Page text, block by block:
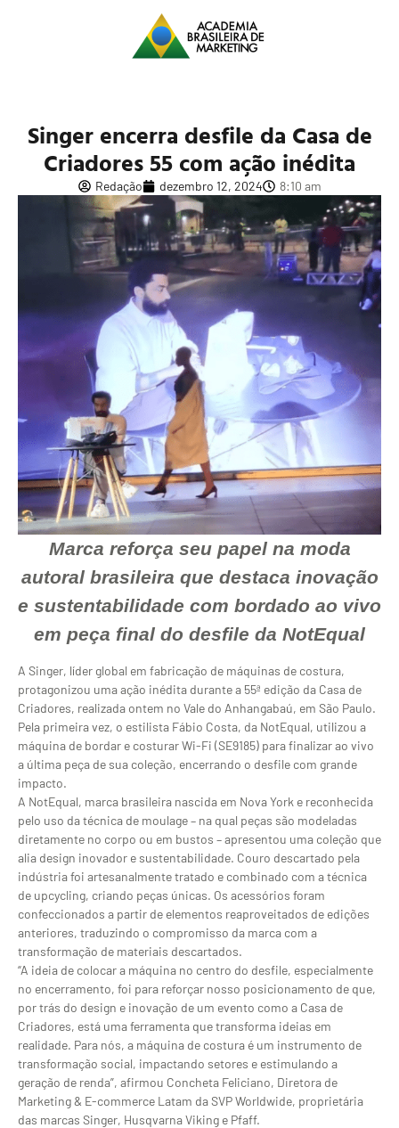
Singer encerra desfile da Casa de
Criadores 55 com ação inédita
Redação dezembro 12, 2024 8:10 am
Marca reforça seu papel na moda
autoral brasileira que destaca inovação
e sustentabilidade com bordado ao vivo
em peça final do desfile da NotEqual
A Singer, líder global em fabricação de máquinas de costura,
protagonizou uma ação inédita durante a 55ª edição da Casa de
Criadores, realizada ontem no Vale do Anhangabaú, em São Paulo.
Pela primeira vez, o estilista Fábio Costa, da NotEqual, utilizou a
máquina de bordar e costurar Wi-Fi (SE9185) para finalizar ao vivo
a última peça de sua coleção, encerrando o desfile com grande
impacto.
A NotEqual, marca brasileira nascida em Nova York e reconhecida
pelo uso da técnica de moulage – na qual peças são modeladas
diretamente no corpo ou em bustos – apresentou uma coleção que
alia design inovador e sustentabilidade. Couro descartado pela
indústria foi artesanalmente tratado e combinado com a técnica
de upcycling, criando peças únicas. Os acessórios foram
confeccionados a partir de elementos reaproveitados de edições
anteriores, traduzindo o compromisso da marca com a
transformação de materiais descartados.
“A ideia de colocar a máquina no centro do desfile, especialmente
no encerramento, foi para reforçar nosso posicionamento de que,
por trás do design e inovação de um evento como a Casa de
Criadores, está uma ferramenta que transforma ideias em
realidade. Para nós, a máquina de costura é um instrumento de
transformação social, impactando setores e estimulando a
geração de renda”, afirmou Concheta Feliciano, Diretora de
Marketing & E-commerce Latam da SVP Worldwide, proprietária
das marcas Singer, Husqvarna Viking e Pfaff.